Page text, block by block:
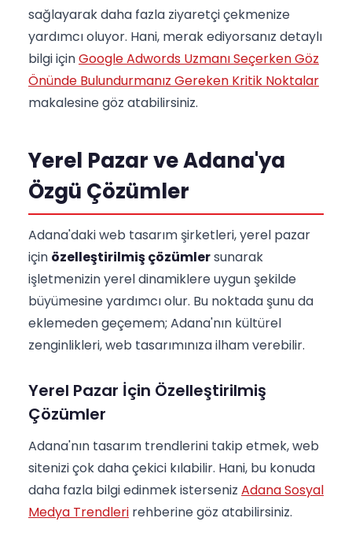
sağlayarak daha fazla ziyaretçi çekmenize
yardımcı oluyor. Hani, merak ediyorsanız detaylı
bilgi içinGoogle Adwords Uzmanı Seçerken Göz
Önünde Bulundurmanız Gereken Kritik Noktalar
makalesine göz atabilirsiniz.
Yerel Pazar ve Adana'ya
Özgü Çözümler
Adana'daki web tasarım şirketleri, yerel pazar
için özelleştirilmiş çözümlersunarak
işletmenizin yerel dinamiklere uygun şekilde
büyümesine yardımcı olur. Bu noktada şunu da
eklemeden geçemem; Adana'nın kültürel
zenginlikleri, web tasarımınıza ilham verebilir.
Yerel Pazar İçin Özelleştirilmiş
Çözümler
Adana'nın tasarım trendlerini takip etmek, web
sitenizi çok daha çekici kılabilir. Hani, bu konuda
daha fazla bilgi edinmek isterseniz Adana Sosyal
Medya Trendleri rehberine göz atabilirsiniz.